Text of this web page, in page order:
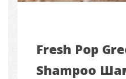
Fresh Pop
Shampoo